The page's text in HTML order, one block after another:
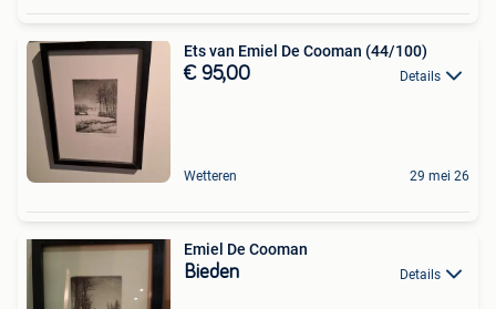
Ets van Emiel De Cooman (44/100)
€ 95,00 Details
Wetteren 29 mei 26
Emiel De Cooman
Bieden Details